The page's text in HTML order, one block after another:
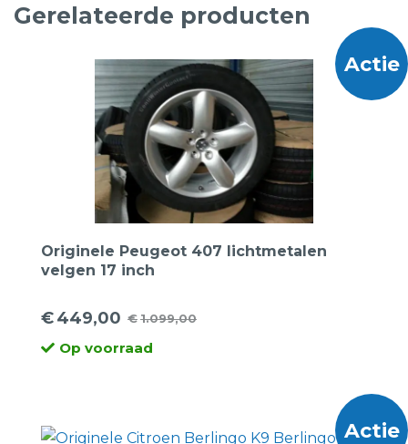
Gerelateerde producten
Actie
Originele Peugeot 407 lichtmetalen
velgen 17 inch
€1.099,00
Oorspronkelijke
prijs
€449,00
Huidige
prijsOp voorraad
Actie